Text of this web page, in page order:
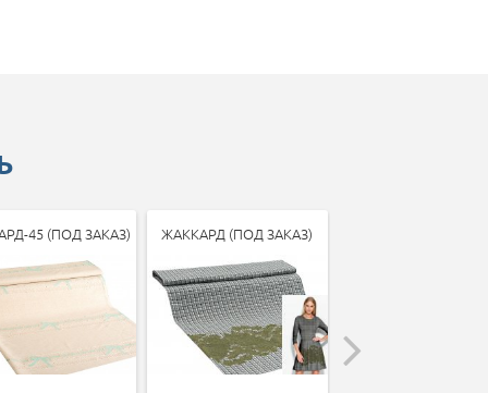
45 (ПОД ЗАКАЗ) ЖАККАРД (ПОД ЗАКАЗ)